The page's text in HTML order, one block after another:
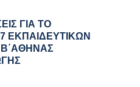
ΓΙΑ ΤΟ
ΕΚΠΑΙΔΕΥΤΙΚΩΝ